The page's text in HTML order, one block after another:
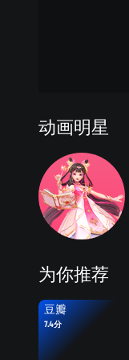
动画明星
为你推荐
豆瓣
7.4分